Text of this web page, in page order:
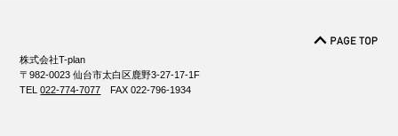
株式会社T-plan
〒982-0023 仙台市太白区鹿野3-27-17-1F
TEL022-774-7077 FAX 022-796-1934